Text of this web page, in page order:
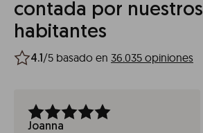
contada por nuestros
habitantes
4.1 /5 basado en 36.035 opiniones
Joanna